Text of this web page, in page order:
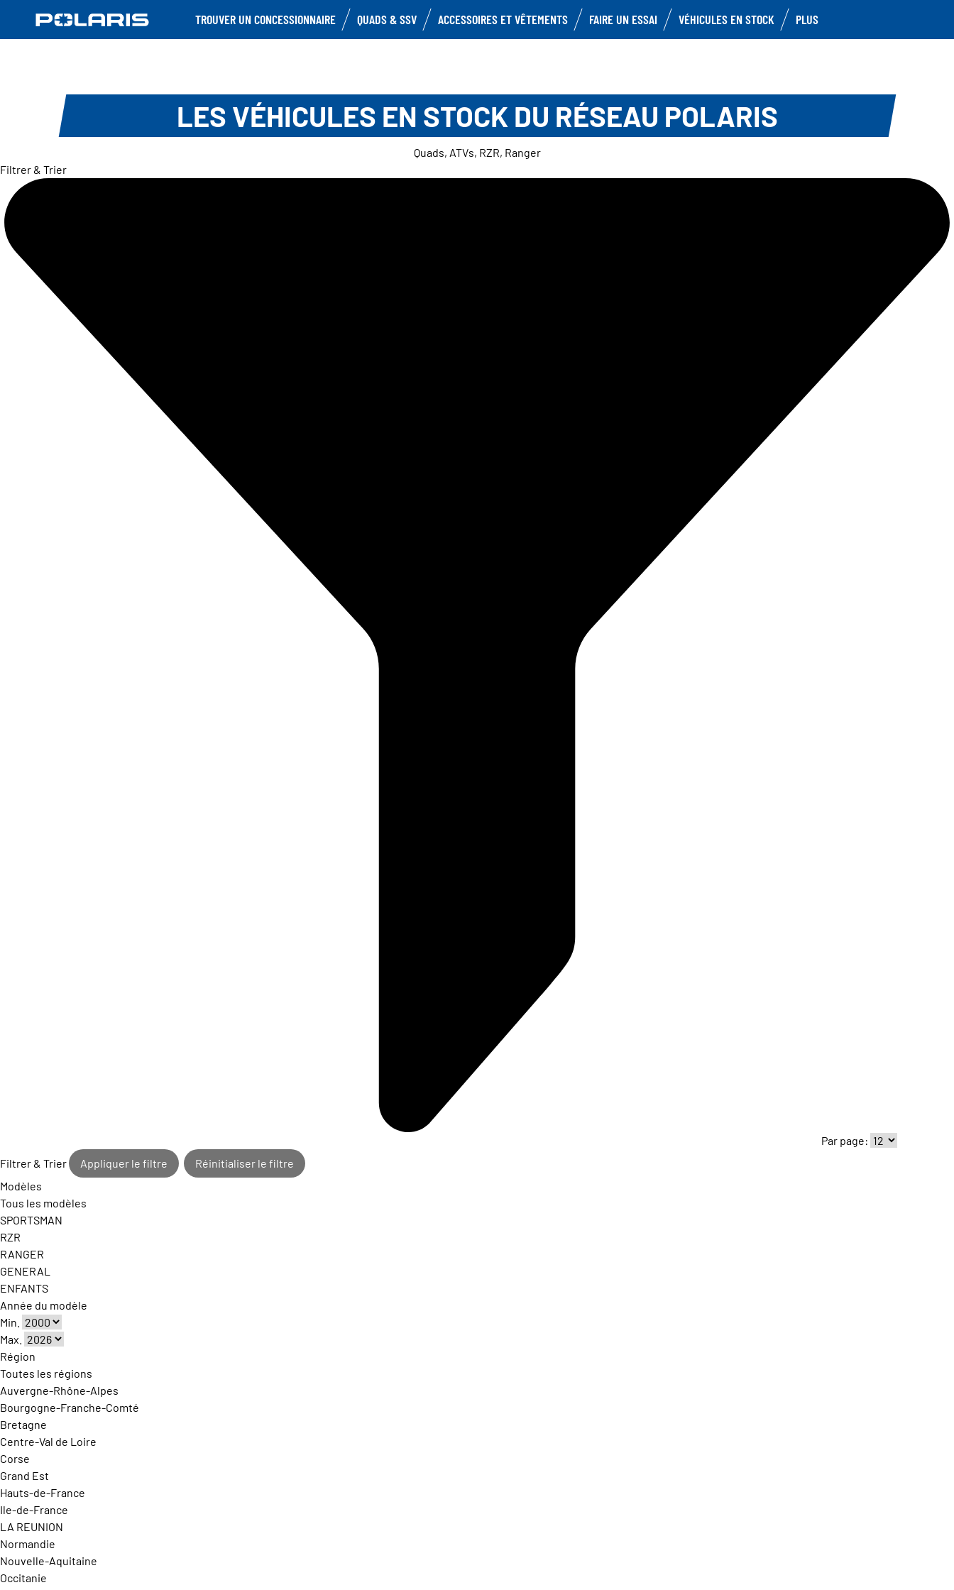
TROUVER UN CONCESSIONNAIRE QUADS & SSV ACCESSOIRES ET VÊTEMENTS FAIRE UN ESSAI VÉHICULES EN STOCK PLUS
LES VÉHICULES EN STOCK DU RÉSEAU POLARIS
Quads, ATVs, RZR, Ranger
Filtrer & Trier
Par page:
Filtrer & Trier
Appliquer le filtre
Réinitialiser le filtre
Modèles
Tous les modèles
SPORTSMAN
RZR
RANGER
GENERAL
ENFANTS
Année du modèle
Min.
Max.
Région
Toutes les régions
Auvergne-Rhône-Alpes
Bourgogne-Franche-Comté
Bretagne
Centre-Val de Loire
Corse
Grand Est
Hauts-de-France
Ile-de-France
LA REUNION
Normandie
Nouvelle-Aquitaine
Occitanie